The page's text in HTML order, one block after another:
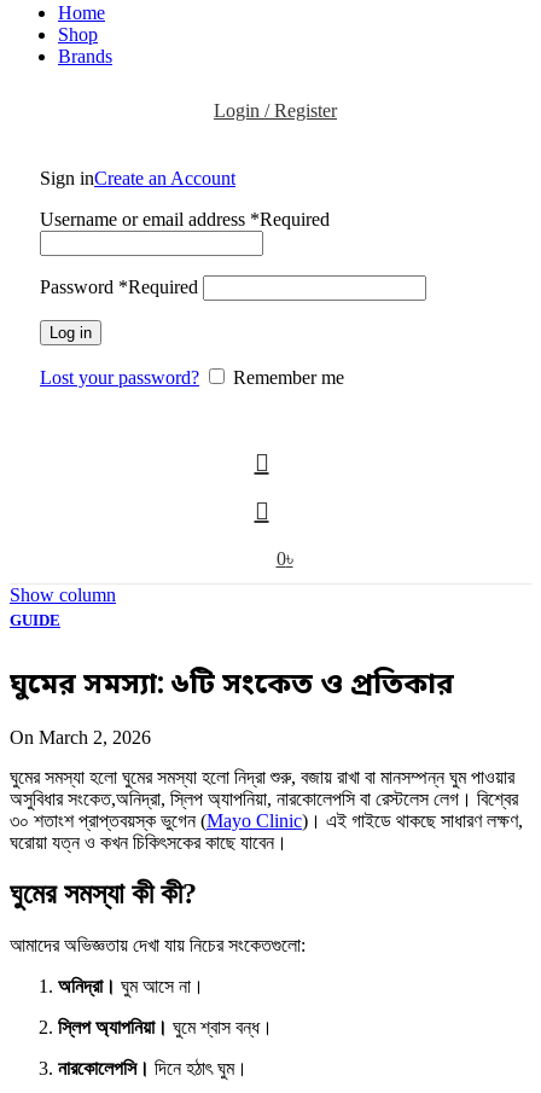
Home
Shop
Brands
Login / Register
Sign inCreate an Account
Username or email address *Required
Password *Required
Log in
Lost your password? Remember me
0৳
Show column
GUIDE
ঘুমের সমস্যা: ৬টি সংকেত ও প্রতিকার
On March 2, 2026
ঘুমের সমস্যা হলো ঘুমের সমস্যা হলো নিদ্রা শুরু, বজায় রাখা বা মানসম্পন্ন ঘুম পাওয়ার
অসুবিধার সংকেত,অনিদ্রা, স্লিপ অ্যাপনিয়া, নারকোলেপসি বা রেস্টলেস লেগ। বিশ্বের
৩০ শতাংশ প্রাপ্তবয়স্ক ভুগেন (Mayo Clinic)। এই গাইডে থাকছে সাধারণ লক্ষণ,
ঘরোয়া যত্ন ও কখন চিকিৎসকের কাছে যাবেন।
ঘুমের সমস্যা কী কী?
আমাদের অভিজ্ঞতায় দেখা যায় নিচের সংকেতগুলো:
অনিদ্রা। ঘুম আসে না।
স্লিপ অ্যাপনিয়া। ঘুমে শ্বাস বন্ধ।
নারকোলেপসি। দিনে হঠাৎ ঘুম।